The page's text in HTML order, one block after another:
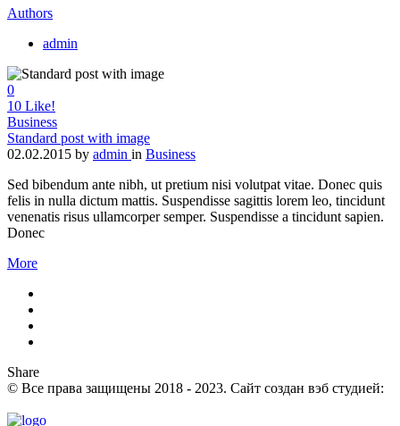
Authors
admin
0
10 Like!
Business
Standard post with image
02.02.2015 by admin in Business
Sed bibendum ante nibh, ut pretium nisi volutpat vitae. Donec quis
felis in nulla dictum mattis. Suspendisse sagittis lorem leo, tincidunt
venenatis risus ullamcorper semper. Suspendisse a tincidunt sapien.
Donec
More
Share
© Все права защищены 2018 - 2023. Сайт создан вэб студией: